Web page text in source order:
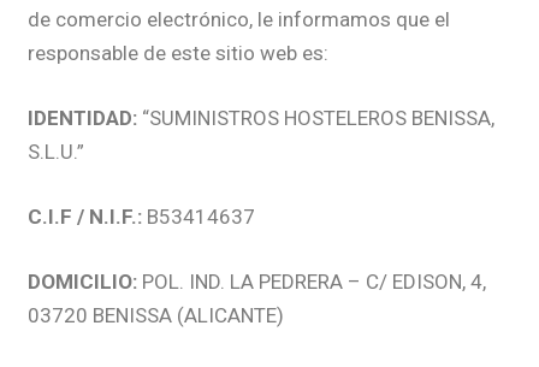
de comercio electrónico, le informamos que el
responsable de este sitio web es:
IDENTIDAD: “SUMINISTROS HOSTELEROS BENISSA,
S.L.U.”
C.I.F / N.I.F.: B53414637
DOMICILIO: POL. IND. LA PEDRERA – C/ EDISON, 4,
03720 BENISSA (ALICANTE)